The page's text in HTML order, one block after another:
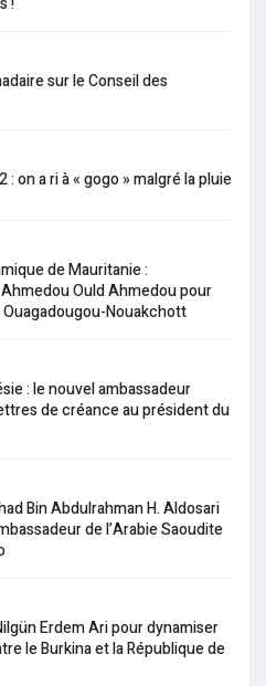
sur le Conseil des
: on a ri à « gogo » malgré la pluie
de Mauritanie :
Ahmedou Ould Ahmedou pour
Nouakchott
: le nouvel ambassadeur
de créance au président du
Bin Abdulrahman H. Aldosari
de l’Arabie Saoudite
Erdem Ari pour dynamiser
le Burkina et la République de